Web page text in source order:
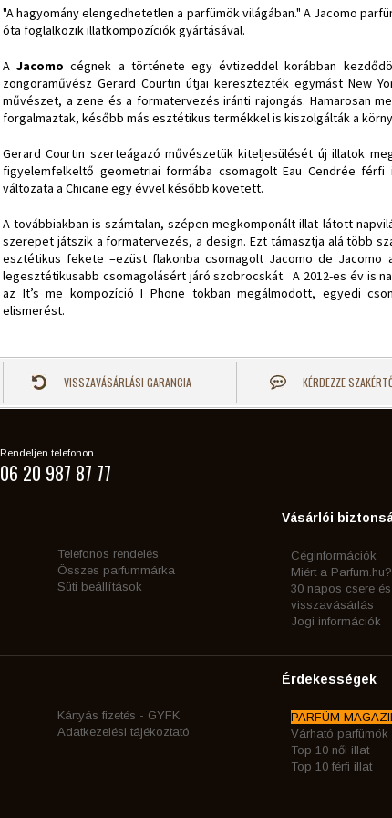
"A hagyomány elengedhetetlen a parfümök világában." A Jacomo
óta foglalkozik illatkompozíciók gyártásával.
AJacomo cégnek a története egy évtizeddel korábban
zongoraművész Gerard Courtin útjai keresztezték egymást New
művészet, a zene és a formatervezés iránti rajongás. Hamarosan
forgalmaztak, később más esztétikus termékkel is kiszolgálták a
Gerard Courtin szerteágazó művészetük kiteljesülését új illatok
figyelemfelkeltő geometriai formába csomagolt Eau Cendrée
változata a Chicane egy évvel később követett.
A továbbiakban is számtalan, szépen megkomponált illat látott
szerepet játszik a formatervezés, a design. Ezt támasztja alá több
esztétikus fekete –ezüst flakonba csomagolt Jacomo de Jacomo
legesztétikusabb csomagolásért járó szobrocskát. A 2012-es év is
az It’s me kompozíció I Phone tokban megálmodott, egyedi
elismerést.
VISSZAVÁSÁRLÁSI GARANCIA KÉRDEZZE
Rendeljen telefonon
06 20 987 87 77
Telefonos rendelés
Összes parfummárka
Süti beállítások
Vásárlói
Céginformációk
Miért a Parfum.hu?
30 napos csere és
visszavásárlás
Jogi információk
Kártyás fizetés - GYFK
Adatkezelési tájékoztató
Érdekességek
PARFÜM
Várható parfümök
Top 10 női illat
Top 10 férfi illat